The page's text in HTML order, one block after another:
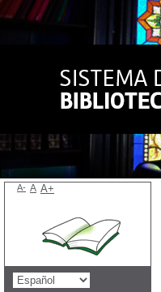
A- A A+